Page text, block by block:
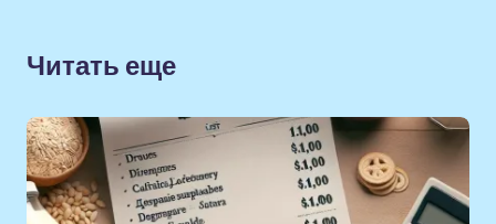
Читать еще